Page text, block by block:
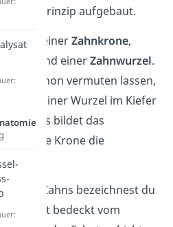
Prinzip aufgebaut.
aus einerZahnkrone,
und einerZahnwurzel.
schon vermuten lassen,
mit seiner Wurzel im Kiefer
der Hals bildet das
und die Krone die
des Zahns bezeichnest du
. Es ist bedeckt vom